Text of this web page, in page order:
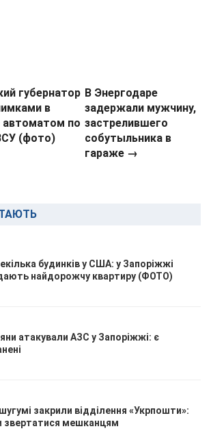
губернатор
в
по
(фото)
В Энергодаре
задержали мужчину,
застрелившего
собутыльника в
гараже →
будинків у США: у Запоріжжі
найдорожчу квартиру (ФОТО)
атакували АЗС у Запоріжжі: є
закрили відділення «Укрпошти»:
звертатися мешканцям